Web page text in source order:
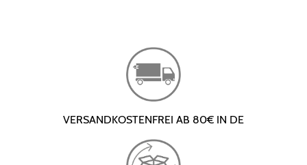
VERSANDKOSTENFREI AB 80€ IN DE